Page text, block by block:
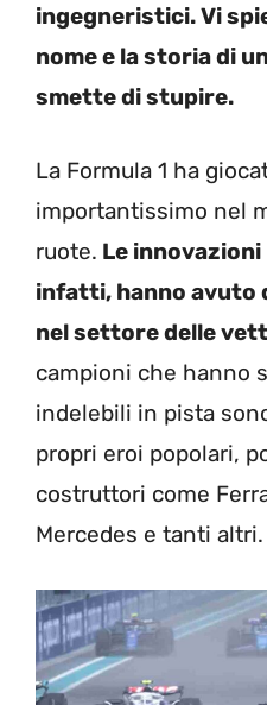
ingegneristici. Vi
nome e la storia di
smette di stupire.
La Formula 1 ha
importantissimo nel
ruote. Le
infatti, hanno avuto
nel settore delle
campioni che hanno
indelebili in pista
propri eroi popolari,
costruttori come
Mercedes e tanti altri.